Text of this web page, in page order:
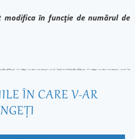
modifica în funcție de numărul de
ÎN CARE V-AR